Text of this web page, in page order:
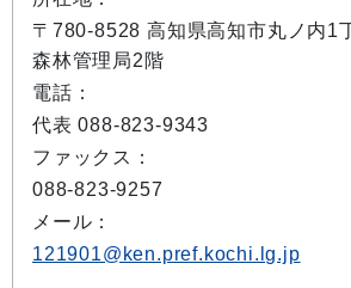
〒780-8528 高知県高知市丸ノ内1
森林管理局2階
電話：
代表 088-823-9343
ファックス：
088-823-9257
メール：
121901@ken.pref.kochi.lg.jp